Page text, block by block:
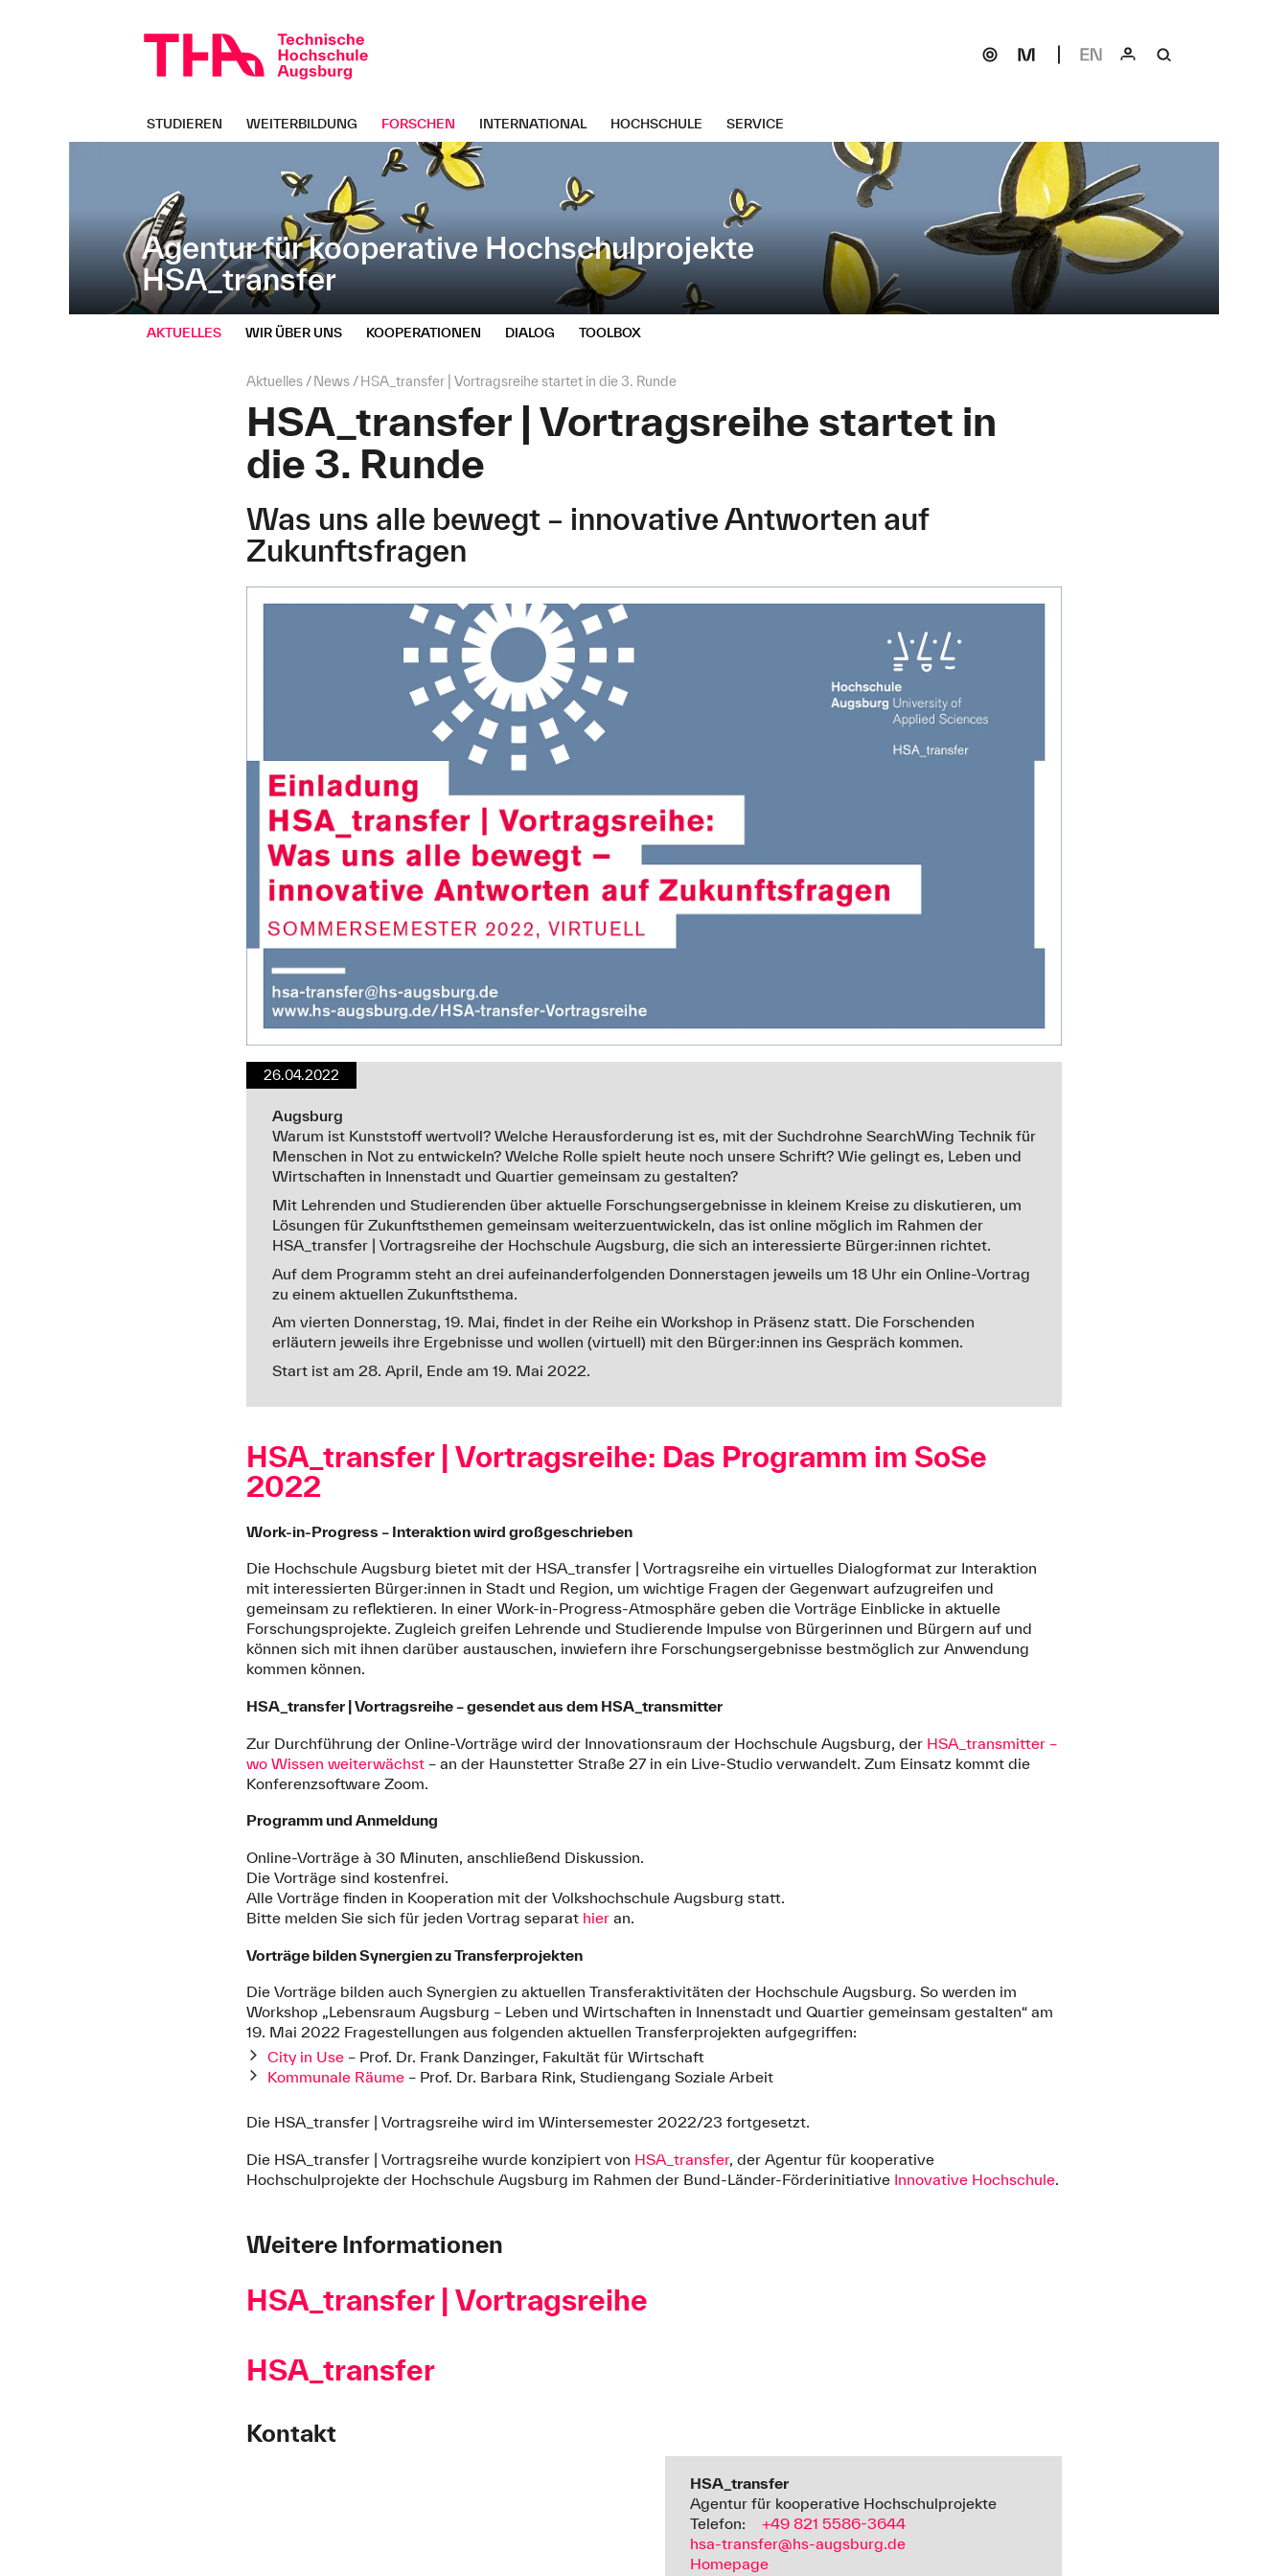
überspringen
Agentur für kooperative Hochschulprojekte
HSA_transfer
STUDIEREN WEITERBILDUNG FORSCHEN INTERNATIONAL HOCHSCHULE SERVICE
AKTUELLES WIR ÜBER UNS KOOPERATIONEN DIALOG TOOLBOX
Seitenpfad:
Aktuelles News HSA_transfer | Vortragsreihe startet in die 3. Runde
HSA_transfer | Vortragsreihe startet in
die 3. Runde
Was uns alle bewegt – innovative Antworten auf
Zukunftsfragen
26.04.2022
Augsburg
Warum ist Kunststoff wertvoll? Welche Herausforderung ist es, mit der Suchdrohne SearchWing Technik für
Menschen in Not zu entwickeln? Welche Rolle spielt heute noch unsere Schrift? Wie gelingt es, Leben und
Wirtschaften in Innenstadt und Quartier gemeinsam zu gestalten?
Mit Lehrenden und Studierenden über aktuelle Forschungsergebnisse in kleinem Kreise zu diskutieren, um
Lösungen für Zukunftsthemen gemeinsam weiterzuentwickeln, das ist online möglich im Rahmen der
HSA_transfer | Vortragsreihe der Hochschule Augsburg, die sich an interessierte Bürger:innen richtet.
Auf dem Programm steht an drei aufeinanderfolgenden Donnerstagen jeweils um 18 Uhr ein Online-Vortrag
zu einem aktuellen Zukunftsthema.
Am vierten Donnerstag, 19. Mai, findet in der Reihe ein Workshop in Präsenz statt. Die Forschenden
erläutern jeweils ihre Ergebnisse und wollen (virtuell) mit den Bürger:innen ins Gespräch kommen.
Start ist am 28. April, Ende am 19. Mai 2022.
HSA_transfer | Vortragsreihe: Das Programm im SoSe
2022
Work-in-Progress – Interaktion wird großgeschrieben
Die Hochschule Augsburg bietet mit der HSA_transfer | Vortragsreihe ein virtuelles Dialogformat zur Interaktion
mit interessierten Bürger:innen in Stadt und Region, um wichtige Fragen der Gegenwart aufzugreifen und
gemeinsam zu reflektieren. In einer Work-in-Progress-Atmosphäre geben die Vorträge Einblicke in aktuelle
Forschungsprojekte. Zugleich greifen Lehrende und Studierende Impulse von Bürgerinnen und Bürgern auf und
können sich mit ihnen darüber austauschen, inwiefern ihre Forschungsergebnisse bestmöglich zur Anwendung
kommen können.
HSA_transfer | Vortragsreihe – gesendet aus dem HSA_transmitter
Zur Durchführung der Online-Vorträge wird der Innovationsraum der Hochschule Augsburg, der HSA_transmitter –
wo Wissen weiterwächst – an der Haunstetter Straße 27 in ein Live-Studio verwandelt. Zum Einsatz kommt die
Konferenzsoftware Zoom.
Programm und Anmeldung
Online-Vorträge à 30 Minuten, anschließend Diskussion.
Die Vorträge sind kostenfrei.
Alle Vorträge finden in Kooperation mit der Volkshochschule Augsburg statt.
Bitte melden Sie sich für jeden Vortrag separat hier an.
Vorträge bilden Synergien zu Transferprojekten
Die Vorträge bilden auch Synergien zu aktuellen Transferaktivitäten der Hochschule Augsburg. So werden im
Workshop „Lebensraum Augsburg – Leben und Wirtschaften in Innenstadt und Quartier gemeinsam gestalten“ am
19. Mai 2022 Fragestellungen aus folgenden aktuellen Transferprojekten aufgegriffen:
City in Use – Prof. Dr. Frank Danzinger, Fakultät für Wirtschaft
Kommunale Räume – Prof. Dr. Barbara Rink, Studiengang Soziale Arbeit
Die HSA_transfer | Vortragsreihe wird im Wintersemester 2022/23 fortgesetzt.
Die HSA_transfer | Vortragsreihe wurde konzipiert von HSA_transfer, der Agentur für kooperative
Hochschulprojekte der Hochschule Augsburg im Rahmen der Bund-Länder-Förderinitiative Innovative Hochschule.
Weitere Informationen
HSA_transfer | Vortragsreihe
HSA_transfer
Kontakt
HSA_transfer
Agentur für kooperative Hochschulprojekte
Telefon:
+49 821 5586-3644
hsa-transfer@hs-augsburg.de
Homepage